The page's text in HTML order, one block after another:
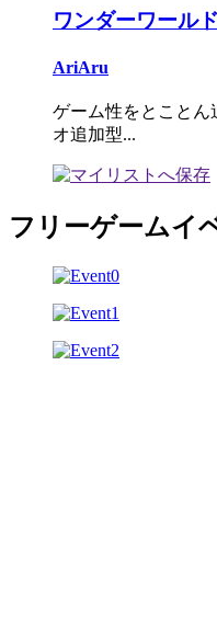
ワンダーワール
AriAru
ゲーム性をとことん
オ追加型...
フリーゲームイ